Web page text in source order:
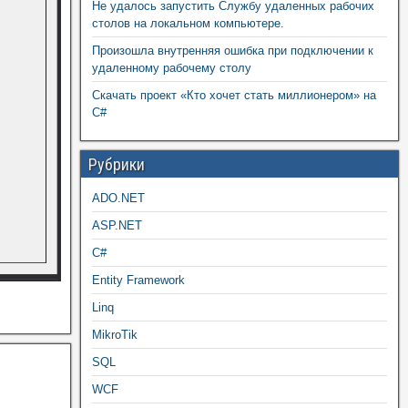
Не удалось запустить Службу удаленных рабочих
столов на локальном компьютере.
Произошла внутренняя ошибка при подключении к
удаленному рабочему столу
Скачать проект «Кто хочет стать миллионером» на
C#
Рубрики
ADO.NET
ASP.NET
C#
Entity Framework
Linq
MikroTik
SQL
WCF